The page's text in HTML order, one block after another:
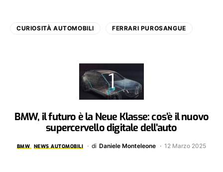
CURIOSITÀ AUTOMOBILI FERRARI PUROSANGUE
BMW, il futuro è la Neue Klasse: cos’è il nuovo
supercervello digitale dell’auto
BMW NEWS AUTOMOBILI di Daniele Monteleone 12 Marzo 2025